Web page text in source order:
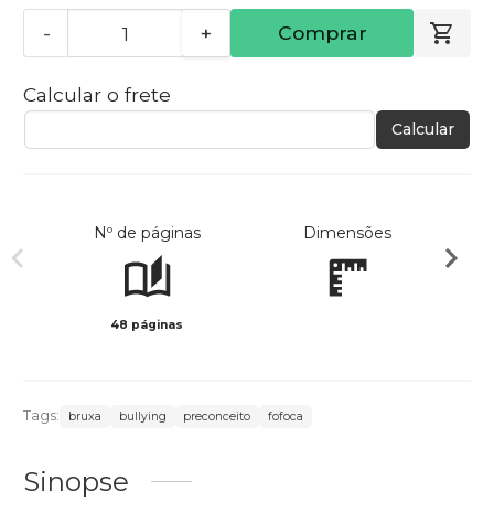
- + Comprar
Calcular o frete
Calcular
Nº de páginas
48 páginas
Dimensões
Tags: bruxa bullying preconceito fofoca
Sinopse